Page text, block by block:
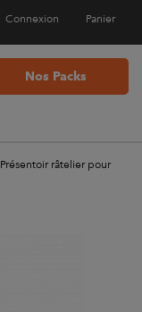
Panier
Connexion
Nos Packs
Présentoir râtelier pour